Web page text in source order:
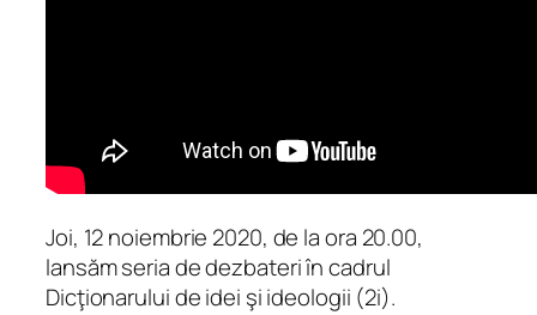
Joi, 12 noiembrie 2020, de la ora 20.00,
lansăm seria de dezbateri în cadrul
Dicţionarului de idei şi ideologii (2i).